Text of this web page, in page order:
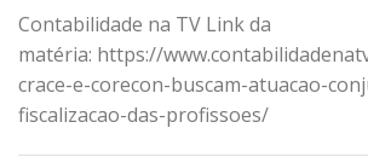
Contabilidade na TV Link da
matéria: https://
crace-e-corecon-buscam-atuacao-
fiscalizacao-das-profissoes/